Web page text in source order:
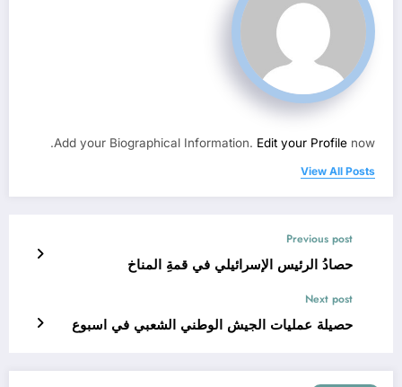
Add your Biographical Information. Edit your Profile now.
View All Posts
Previous post
حصادُ الرئيس الإسرائيلي في قمةِ المناخ
Next post
حصيلة عمليات الجيش الوطني الشعبي في اسبوع